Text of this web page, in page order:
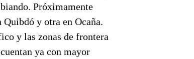
Próximamente
y otra en Ocaña.
y las zonas de frontera
ya con mayor